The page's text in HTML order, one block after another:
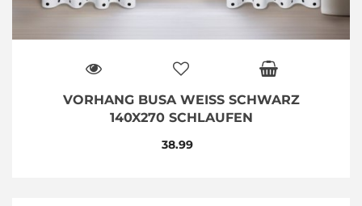
VORHANG BUSA WEISS SCHWARZ
140X270 SCHLAUFEN
38.99